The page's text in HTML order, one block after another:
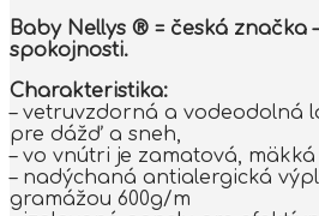
Baby Nellys ® = česká značka
spokojnosti.
Charakteristika:
– vetruvzdorná a vodeodolná
pre dážď a sneh,
– vo vnútri je zamatová,
– nadýchaná antialergická
gramážou 600g/m